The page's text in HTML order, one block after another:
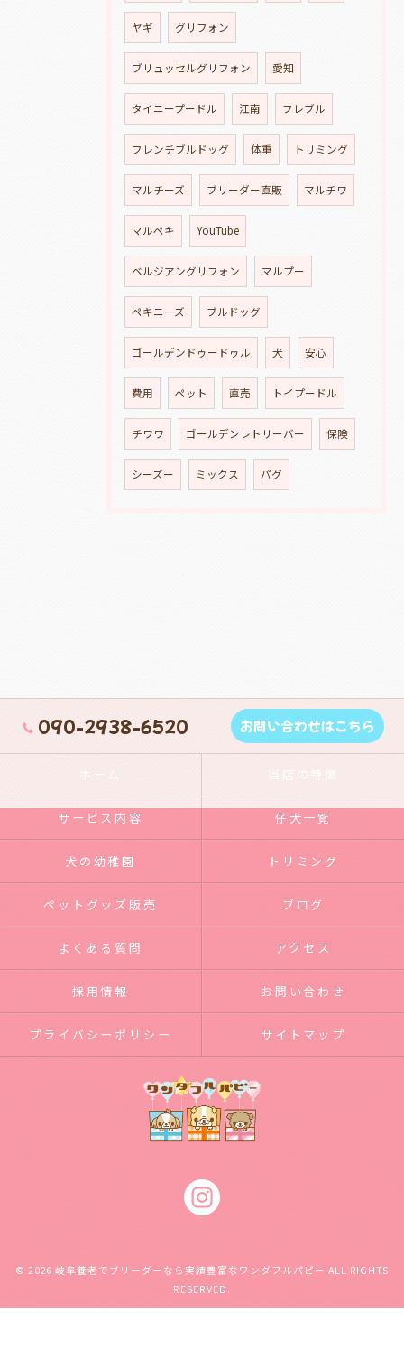
ヤギ グリフォン
ブリュッセルグリフォン 愛知
タイニープードル 江南 フレブル
フレンチブルドッグ 体重 トリミング
マルチーズ ブリーダー直販 マルチワ
マルペキ YouTube
ベルジアングリフォン マルプー
ペキニーズ ブルドッグ
ゴールデンドゥードゥル 犬 安心
費用 ペット 直売 トイプードル
チワワ ゴールデンレトリーバー 保険
シーズー ミックス パグ
090-2938-6520 お問い合わせはこちら
ホーム 当店の特徴
サービス内容 仔犬一覧
犬の幼稚園 トリミング
ペットグッズ販売 ブログ
よくある質問 アクセス
採用情報 お問い合わせ
プライバシーポリシー サイトマップ
© 2026 岐阜養老でブリーダーなら実績豊富なワンダフルパピー ALL RIGHTS
RESERVED.